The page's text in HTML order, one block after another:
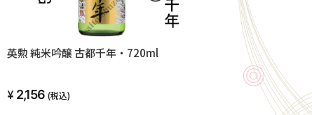
英勲 純米吟醸 古都千年・720ml
2,156 (税込)